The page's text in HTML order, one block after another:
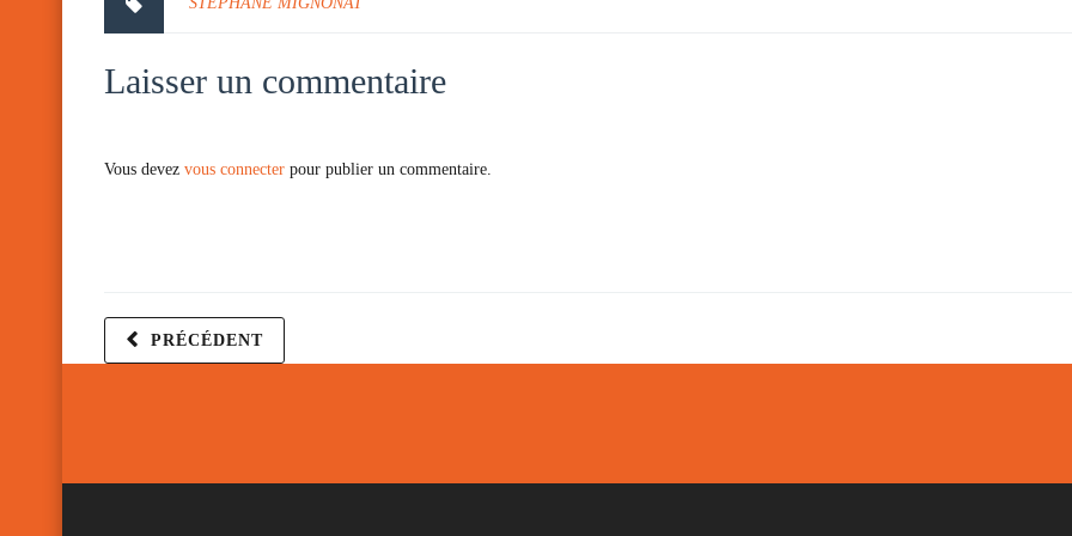
Laisser un commentaire
Vous devez vous connecter pour publier un commentaire.
PRÉCÉDENT